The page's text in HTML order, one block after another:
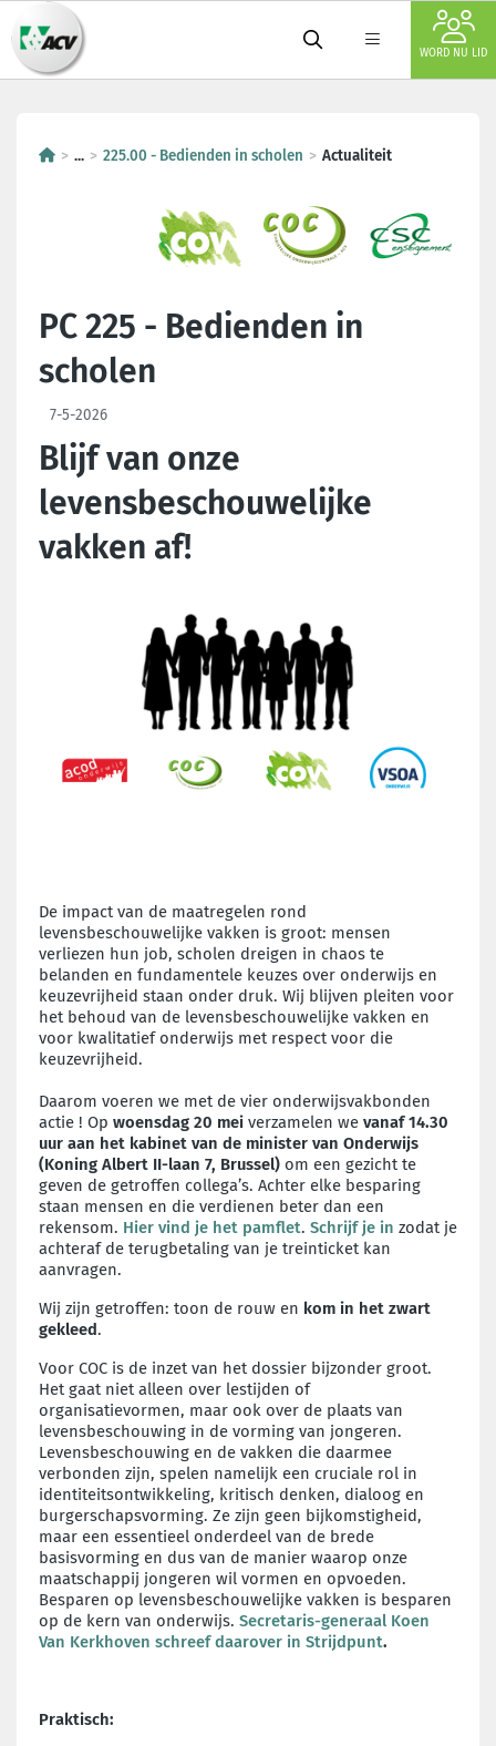
WORD NU LID
... 225.00 - Bedienden in scholen Actualiteit
PC 225 - Bedienden in
scholen
7-5-2026
Blijf van onze
levensbeschouwelijke
vakken af!
De impact van de maatregelen rond
levensbeschouwelijke vakken is groot: mensen
verliezen hun job, scholen dreigen in chaos te
belanden en fundamentele keuzes over onderwijs en
keuzevrijheid staan onder druk. Wij blijven pleiten voor
het behoud van de levensbeschouwelijke vakken en
voor kwalitatief onderwijs met respect voor die
keuzevrijheid.
Daarom voeren we met de vier onderwijsvakbonden
actie ! Op woensdag 20 mei verzamelen we vanaf 14.30
uur aan het kabinet van de minister van Onderwijs
(Koning Albert II-laan 7, Brussel) om een gezicht te
geven de getroffen collega’s. Achter elke besparing
staan mensen en die verdienen beter dan een
rekensom. Hier vind je het pamflet. Schrijf je in zodat je
achteraf de terugbetaling van je treinticket kan
aanvragen.
Wij zijn getroffen: toon de rouw en kom in het zwart
gekleed.
Voor COC is de inzet van het dossier bijzonder groot.
Het gaat niet alleen over lestijden of
organisatievormen, maar ook over de plaats van
levensbeschouwing in de vorming van jongeren.
Levensbeschouwing en de vakken die daarmee
verbonden zijn, spelen namelijk een cruciale rol in
identiteitsontwikkeling, kritisch denken, dialoog en
burgerschapsvorming. Ze zijn geen bijkomstigheid,
maar een essentieel onderdeel van de brede
basisvorming en dus van de manier waarop onze
maatschappij jongeren wil vormen en opvoeden.
Besparen op levensbeschouwelijke vakken is besparen
op de kern van onderwijs. Secretaris-generaal Koen
Van Kerkhoven schreef daarover in Strijdpunt.
Praktisch: